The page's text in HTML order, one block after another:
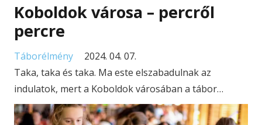
Koboldok városa – percről
percre
Táborélmény
2024. 04. 07.
Taka, taka és taka. Ma este elszabadulnak az
indulatok, mert a Koboldok városában a tábor…